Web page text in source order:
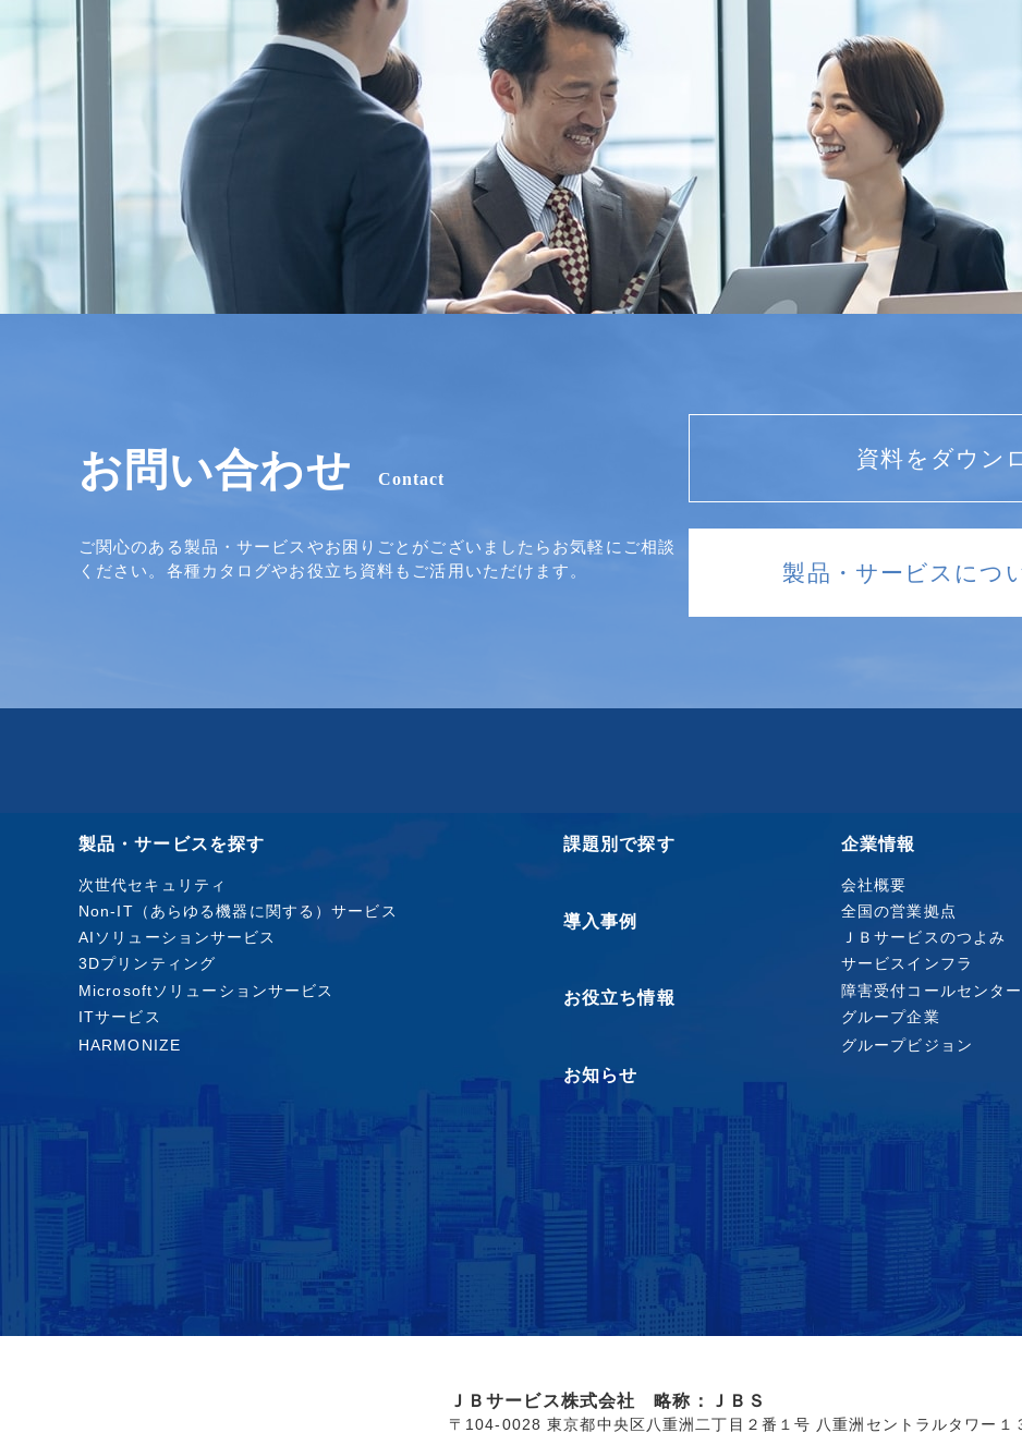
お問い合わせ Contact
ご関心のある製品・サービスやお困りごとがございましたらお気軽にご相談
ください。各種カタログやお役立ち資料もご活用いただけます。
資料をダウン
製品・サービスにつ
製品・サービスを探す
次世代セキュリティ
Non-IT（あらゆる機器に関する）サービス
AIソリューションサービス
3Dプリンティング
Microsoftソリューションサービス
ITサービス
HARMONIZE
課題別で探す
導入事例
お役立ち情報
お知らせ
企業情報
会社概要
全国の営業拠点
ＪＢサービスのつよみ
サービスインフラ
障害受付コールセンター
グループ企業
グループビジョン
ＪＢサービス株式会社 略称：ＪＢＳ
〒104-0028 東京都中央区八重洲二丁目２番１号 八重洲セントラルタワー１